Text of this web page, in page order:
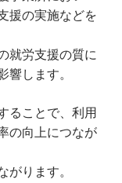
援の実施などを
就労支援の質に
します。
ることで、利用
の向上につなが
ります。